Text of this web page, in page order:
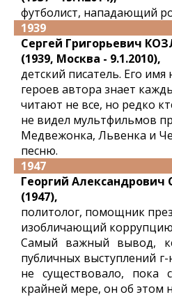
футболист, нападающий
1939
Сергей Григорьевич
(1939, Москва - 9.1.2010),
детский писатель. Его
героев автора знает
читают не все, но редко
не видел мультфильмов
Медвежонка, Львенка и
песню.
1947
Георгий Александрович
(1947),
политолог, помощник
изобличающий
Самый важный вывод,
публичных выступлений
не существовало, пока
крайней мере, он об этом